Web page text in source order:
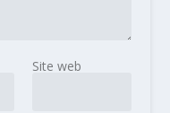
Site web